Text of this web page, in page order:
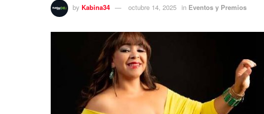
by Kabina34 octubre 14, 2025 in Eventos y Premios